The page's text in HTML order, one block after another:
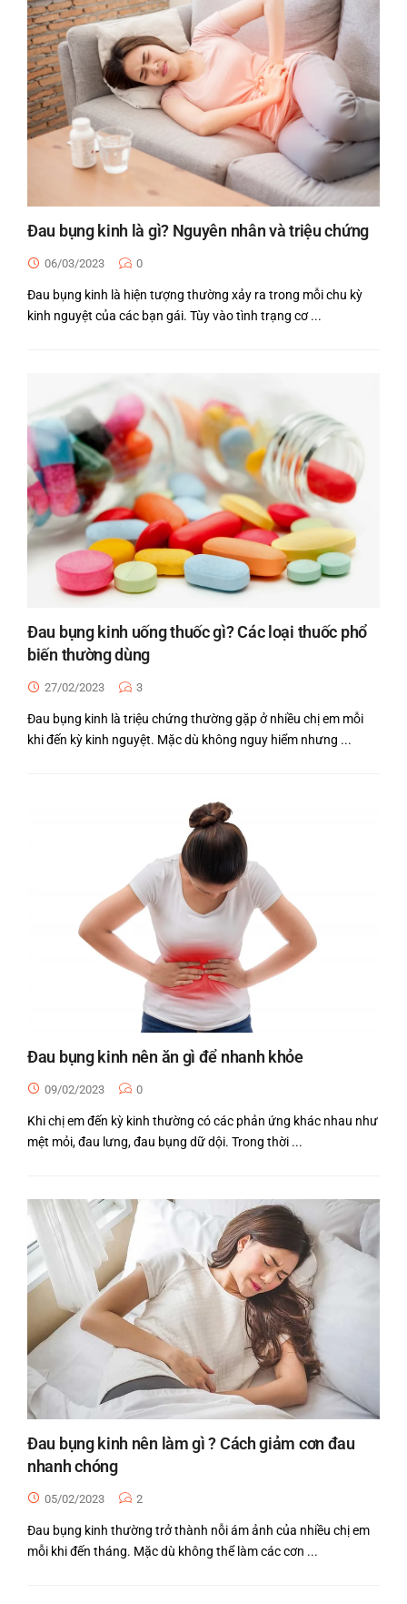
Đau bụng kinh là gì? Nguyên nhân và triệu chứng
06/03/2023 0
Đau bụng kinh là hiện tượng thường xảy ra trong mỗi chu kỳ
kinh nguyệt của các bạn gái. Tùy vào tình trạng cơ ...
Đau bụng kinh uống thuốc gì? Các loại thuốc phổ
biến thường dùng
27/02/2023 3
Đau bụng kinh là triệu chứng thường gặp ở nhiều chị em mỗi
khi đến kỳ kinh nguyệt. Mặc dù không nguy hiểm nhưng ...
Đau bụng kinh nên ăn gì để nhanh khỏe
09/02/2023 0
Khi chị em đến kỳ kinh thường có các phản ứng khác nhau như
mệt mỏi, đau lưng, đau bụng dữ dội. Trong thời ...
Đau bụng kinh nên làm gì ? Cách giảm cơn đau
nhanh chóng
05/02/2023 2
Đau bụng kinh thường trở thành nỗi ám ảnh của nhiều chị em
mỗi khi đến tháng. Mặc dù không thể làm các cơn ...